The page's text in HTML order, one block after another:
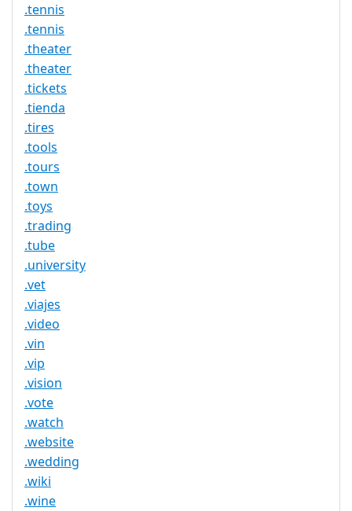
.tennis
.tennis
.theater
.theater
.tickets
.tienda
.tires
.tools
.tours
.town
.toys
.trading
.tube
.university
.vet
.viajes
.video
.vin
.vip
.vision
.vote
.watch
.website
.wedding
.wiki
.wine